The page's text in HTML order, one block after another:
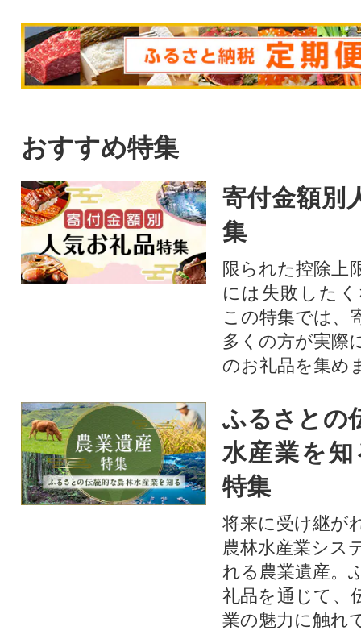
おすすめ特集
寄付金額別
集
限られた控除上
には失敗した
この特集では、
多くの方が実際
のお礼品を集め
ふるさとの
水産業を
特集
将来に受け継が
農林水産業シス
れる農業遺産。
礼品を通じて、
業の魅力に触れ